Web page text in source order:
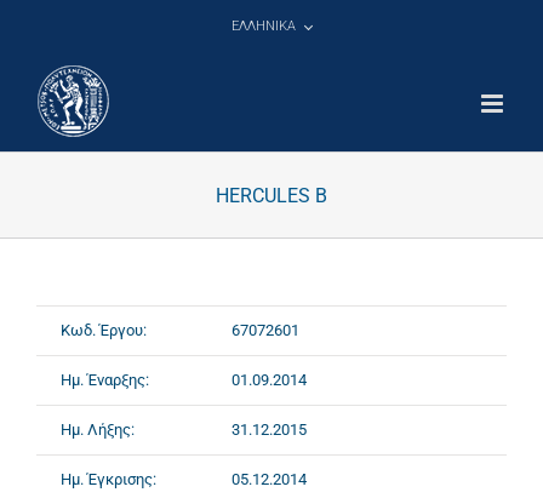
ΕΛΛΗΝΙΚΑ
HERCULES B
Κωδ. Έργου: 67072601
Ημ. Έναρξης: 01.09.2014
Ημ. Λήξης: 31.12.2015
Ημ. Έγκρισης: 05.12.2014